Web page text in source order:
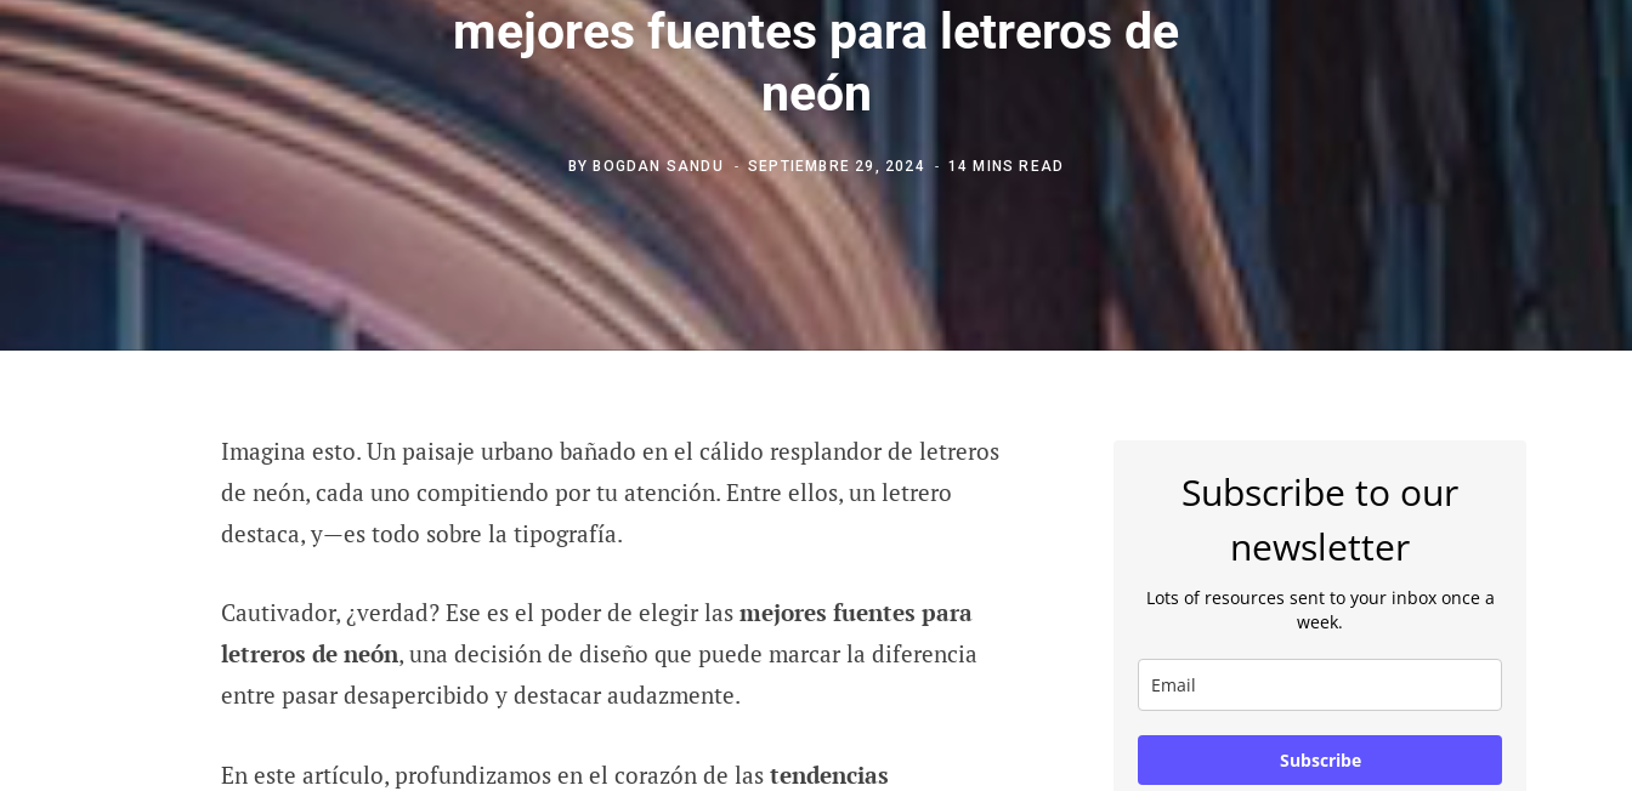
mejores fuentes para letreros de
neón
BYBOGDAN SANDU SEPTIEMBRE 29, 2024 14 MINS READ
Imagina esto. Un paisaje urbano bañado en el cálido resplandor de letreros
de neón, cada uno compitiendo por tu atención. Entre ellos, un letrero
destaca, y—es todo sobre la tipografía.
Cautivador, ¿verdad? Ese es el poder de elegir las mejores fuentes para
letreros de neón, una decisión de diseño que puede marcar la diferencia
entre pasar desapercibido y destacar audazmente.
En este artículo, profundizamos en el corazón de las tendencias
Subscribe to our
newsletter
Lots of resources sent to your inbox once a
week.
Subscribe